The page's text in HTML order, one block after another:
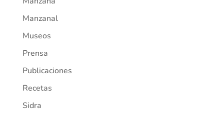
Manzanal
Museos
Prensa
Publicaciones
Recetas
Sidra